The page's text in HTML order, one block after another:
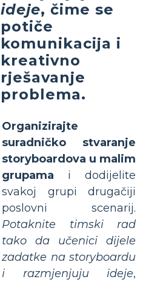
ideje, čime se
potiče
komunikacija i
kreativno
rješavanje
problema.
Organizirajte
suradničko stvaranje
storyboardova u malim
grupama i dodijelite
svakoj grupi drugačiji
poslovni scenarij.
Potaknite timski rad
tako da učenici dijele
zadatke na storyboardu
i razmjenjuju ideje,